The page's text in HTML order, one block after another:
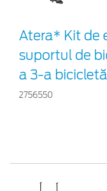
Atera* Kit de
suportul de
a 3-a
2756550